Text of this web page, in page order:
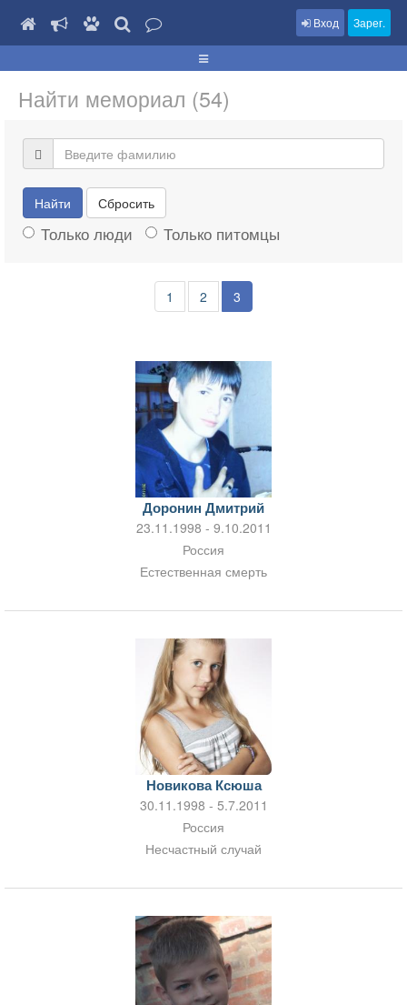
Вход Зарег.
Найти мемориал (54)
Найти Сбросить
Только люди Только питомцы
1 2 3
Доронин Дмитрий
23.11.1998 - 9.10.2011
Россия
Естественная смерть
Новикова Ксюша
30.11.1998 - 5.7.2011
Россия
Несчастный случай